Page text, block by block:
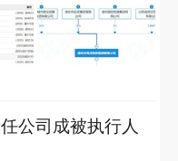
公司成被执行人